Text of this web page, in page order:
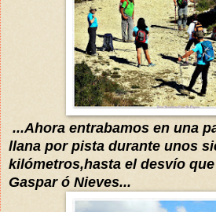
...Ahora entrabamos en una
llana por pista durante unos
kilómetros,hasta el desvío
Gaspar ó Nieves...